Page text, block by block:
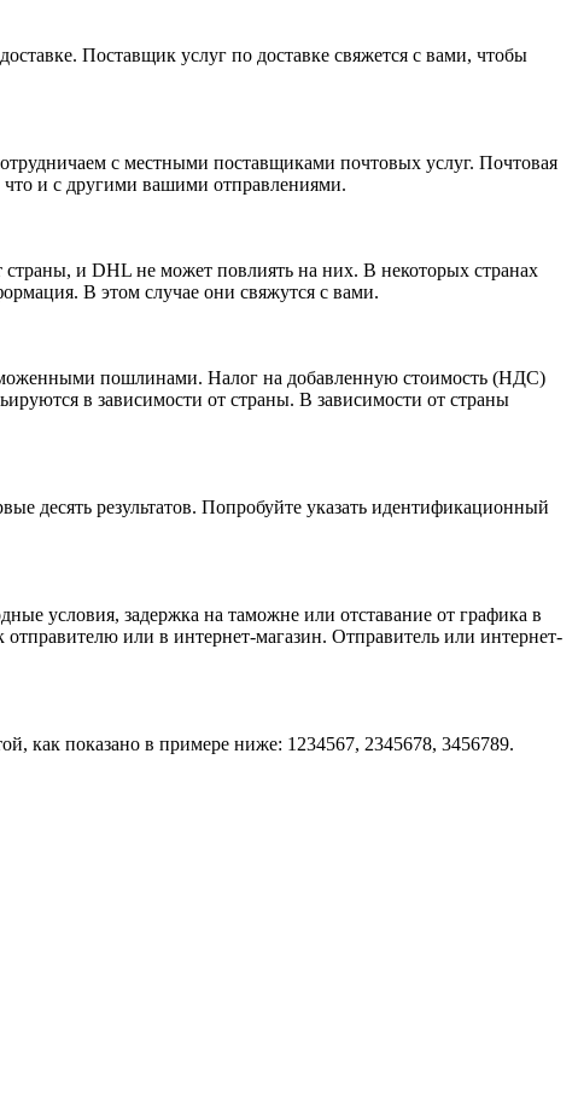
Поставщик услуг по доставке свяжется с вами, чтобы
с местными поставщиками почтовых услуг. Почтовая
и с другими вашими отправлениями.
и DHL не может повлиять на них. В некоторых странах
В этом случае они свяжутся с вами.
пошлинами. Налог на добавленную стоимость (НДС)
в зависимости от страны. В зависимости от страны
десять результатов. Попробуйте указать идентификационный
условия, задержка на таможне или отставание от графика в
или в интернет-магазин. Отправитель или интернет-
как показано в примере ниже: 1234567, 2345678, 3456789.